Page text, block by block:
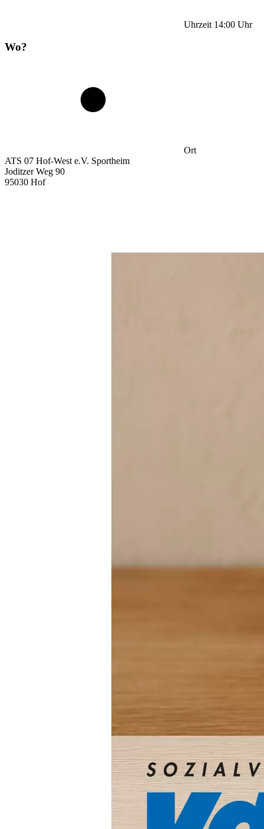
Uhrzeit 14:00 Uhr
Wo?
Ort
ATS 07 Hof-West e.V. Sportheim
Joditzer Weg 90
95030 Hof